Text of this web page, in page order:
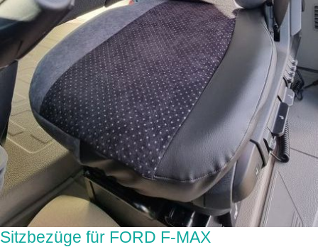
Sitzbezüge für FORD F-MAX